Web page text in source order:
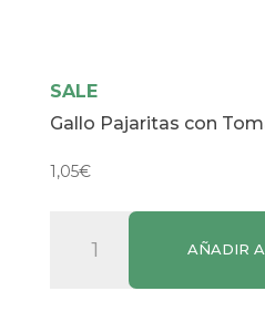
SALE
Gallo Pajaritas con
1,05€
Pajaritas
AÑADIR